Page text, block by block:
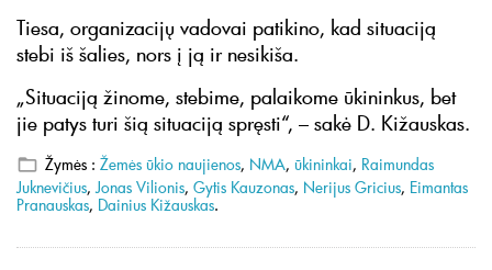
Tiesa, organizacijų vadovai patikino, kad situaciją
stebi iš šalies, nors į ją ir nesikiša.
„Situaciją žinome, stebime, palaikome ūkininkus, bet
jie patys turi šią situaciją spręsti“, – sakė D. Kižauskas.
Žymės : Žemės ūkio naujienos, NMA, ūkininkai, Raimundas
Juknevičius,Jonas Vilionis, Gytis Kauzonas, Nerijus Gricius, Eimantas
Pranauskas, Dainius Kižauskas.